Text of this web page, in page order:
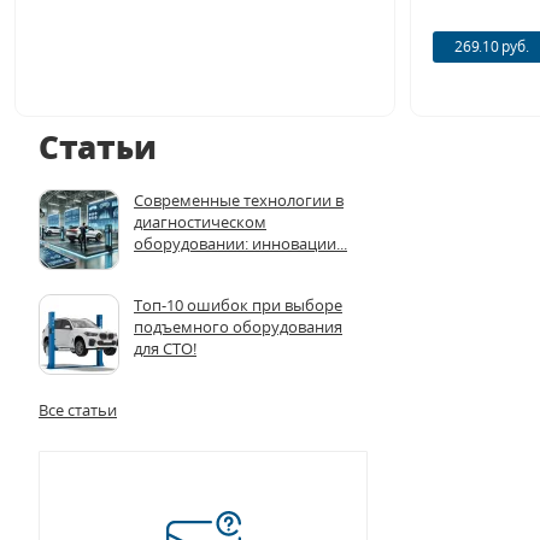
Статьи
Современные технологии в
диагностическом
оборудовании: инновации...
Топ-10 ошибок при выборе
подъемного оборудования
для СТО!
Все статьи
269.10 руб.